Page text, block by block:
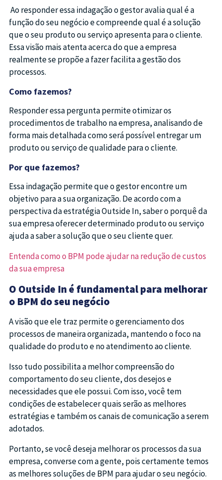
Ao responder essa indagação o gestor avalia qual é a
função do seu negócio e compreende qual é a solução
que o seu produto ou serviço apresenta para o cliente.
Essa visão mais atenta acerca do que a empresa
realmente se propõe a fazer facilita a gestão dos
processos.
Como fazemos?
Responder essa pergunta permite otimizar os
procedimentos de trabalho na empresa, analisando de
forma mais detalhada como será possível entregar um
produto ou serviço de qualidade para o cliente.
Por que fazemos?
Essa indagação permite que o gestor encontre um
objetivo para a sua organização. De acordo com a
perspectiva da estratégia Outside In, saber o porquê da
sua empresa oferecer determinado produto ou serviço
ajuda a saber a solução que o seu cliente quer.
Entenda como o BPM pode ajudar na redução de custos
da sua empresa
O Outside In é fundamental para melhorar
o BPM do seu negócio
A visão que ele traz permite o gerenciamento dos
processos de maneira organizada, mantendo o foco na
qualidade do produto e no atendimento ao cliente.
Isso tudo possibilita a melhor compreensão do
comportamento do seu cliente, dos desejos e
necessidades que ele possui. Com isso, você tem
condições de estabelecer quais serão as melhores
estratégias e também os canais de comunicação a serem
adotados.
Portanto, se você deseja melhorar os processos da sua
empresa, converse com a gente, pois certamente temos
as melhores soluções de BPM para ajudar o seu negócio.